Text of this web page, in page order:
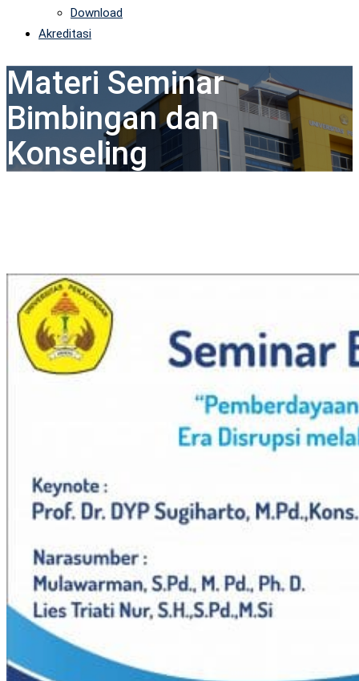
Download
Akreditasi
Materi Seminar
Bimbingan dan
Konseling